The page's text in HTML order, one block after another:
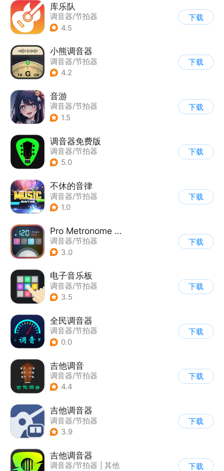
库乐队
调音器/节拍器
4.5
下载
小熊调音器
调音器/节拍器
4.2
下载
音游
调音器/节拍器
1.5
下载
调音器免费版
调音器/节拍器
5.0
下载
不休的音律
调音器/节拍器
1.0
下载
Pro Metronome 专业节拍器
调音器/节拍器
3.0
下载
电子音乐板
调音器/节拍器
3.5
下载
全民调音器
调音器/节拍器
0.0
下载
吉他调音
调音器/节拍器
4.4
下载
吉他调音器
调音器/节拍器
3.9
下载
吉他调音器
调音器/节拍器
其他
下载